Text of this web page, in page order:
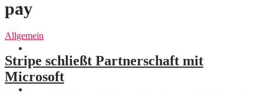
Allgemein
pay
Allgemein
Stripe schließt Partnerschaft mit
Microsoft